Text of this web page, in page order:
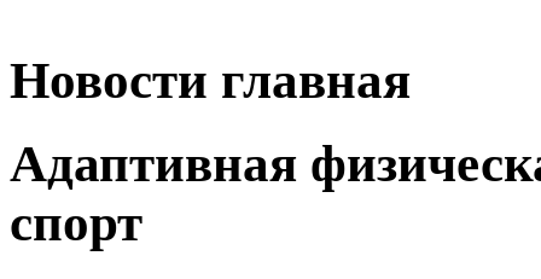
Новости главная
Адаптивная
спорт